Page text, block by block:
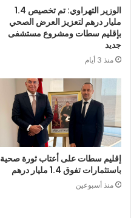
الوزير التهراوي: تم تخصيص 1.4
مليار درهم لتعزيز العرض الصحي
بإقليم سطات ومشروع مستشفى
جديد
منذ 3 أيام
إقليم سطات على أعتاب ثورة صحية
باستثمارات تفوق 1.4 مليار درهم
منذ أسبوعين